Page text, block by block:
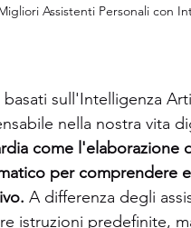
Assistenti Personali con
sull'Intelligenza
nella nostra vita
come l'elaborazione
per comprendere
A differenza degli
istruzioni predefinite,